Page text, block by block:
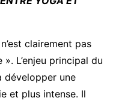
clairement pas
L’enjeu principal du
développer une
et plus intense. Il